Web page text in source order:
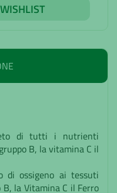
di tutti i nutrienti
B, la vitamina C il
di ossigeno ai tessuti
B, la Vitamina C il Ferro